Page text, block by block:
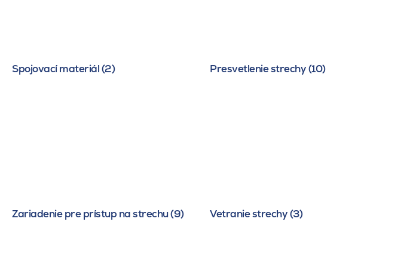
Spojovací materiál (2) Presvetlenie strechy (10)
Zariadenie pre prístup na strechu (9) Vetranie strechy (3)